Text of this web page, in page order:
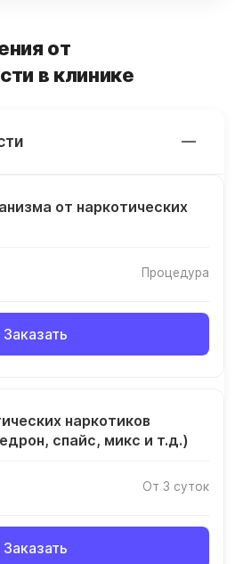
от
в клинике
от наркотических
Процедура
Заказать
наркотиков
спайс, микс и т.д.)
От 3 суток
Заказать